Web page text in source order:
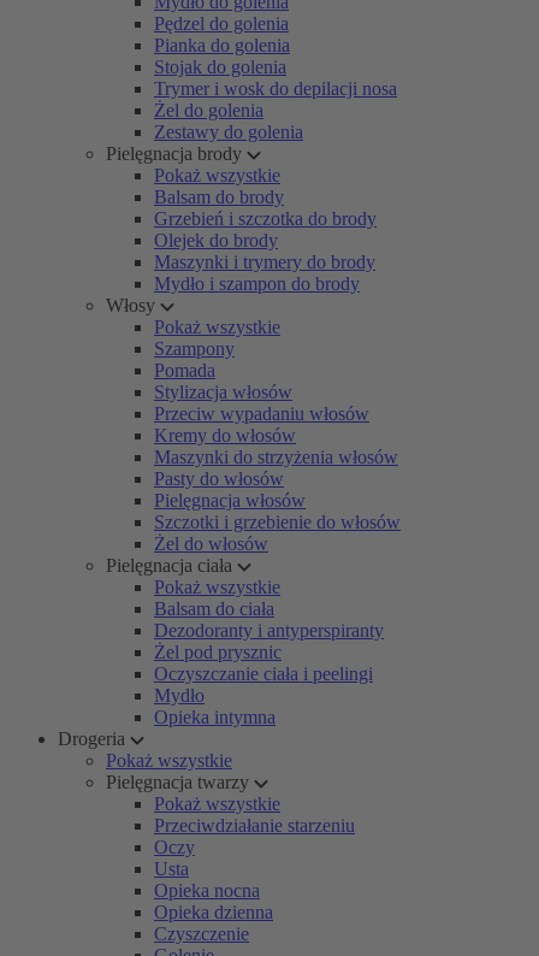
Pędzel do golenia
Pianka do golenia
Stojak do golenia
Trymer i wosk do depilacji nosa
Żel do golenia
Zestawy do golenia
Pielęgnacja brody
Pokaż wszystkie
Balsam do brody
Grzebień i szczotka do brody
Olejek do brody
Maszynki i trymery do brody
Mydło i szampon do brody
Włosy
Pokaż wszystkie
Szampony
Pomada
Stylizacja włosów
Przeciw wypadaniu włosów
Kremy do włosów
Maszynki do strzyżenia włosów
Pasty do włosów
Pielęgnacja włosów
Szczotki i grzebienie do włosów
Żel do włosów
Pielęgnacja ciała
Pokaż wszystkie
Balsam do ciała
Dezodoranty i antyperspiranty
Żel pod prysznic
Oczyszczanie ciała i peelingi
Mydło
Opieka intymna
Drogeria
Pokaż wszystkie
Pielęgnacja twarzy
Pokaż wszystkie
Przeciwdziałanie starzeniu
Oczy
Usta
Opieka nocna
Opieka dzienna
Czyszczenie